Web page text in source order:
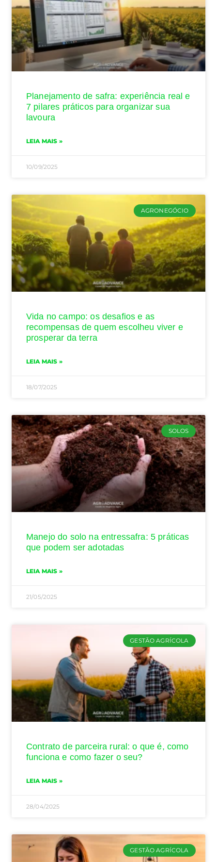
Planejamento de safra: experiência real e
7 pilares práticos para organizar sua
lavoura
LEIA MAIS »
10/09/2025
AGRONEGÓCIO
Vida no campo: os desafios e as
recompensas de quem escolheu viver e
prosperar da terra
LEIA MAIS »
18/07/2025
SOLOS
Manejo do solo na entressafra: 5 práticas
que podem ser adotadas
LEIA MAIS »
21/05/2025
GESTÃO AGRÍCOLA
Contrato de parceira rural: o que é, como
funciona e como fazer o seu?
LEIA MAIS »
28/04/2025
GESTÃO AGRÍCOLA